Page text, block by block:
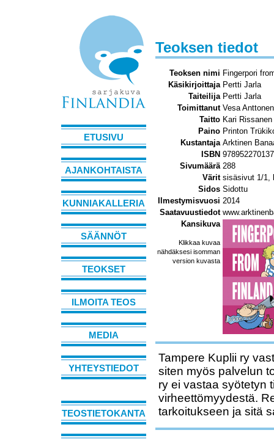
ETUSIVU
AJANKOHTAISTA
KUNNIAKALLERIA
SÄÄNNÖT
TEOKSET
ILMOITA TEOS
MEDIA
YHTEYSTIEDOT
TEOSTIETOKANTA
Teoksen tiedot
Teoksen nimi Fingerpori
Käsikirjoittaja Pertti Jarla
Taiteilija Pertti Jarla
Toimittanut Vesa
Taitto Kari Rissanen
Paino Printon
Kustantaja Arktinen
ISBN
Sivumäärä 288
Värit sisäsivut 1/1,
Sidos Sidottu
Ilmestymisvuosi 2014
Saatavuustiedot
Kansikuva
Klikkaa kuvaa
nähdäksesi isomman
version kuvasta
Tampere Kuplii ry
siten myös palvelun
ry ei vastaa syötetyn
virheettömyydestä.
tarkoitukseen ja sitä